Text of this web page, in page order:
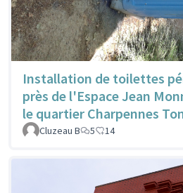
Installation de toilettes
près de l'Espace Jean
le quartier Charpennes
Cluzeau B 5 14